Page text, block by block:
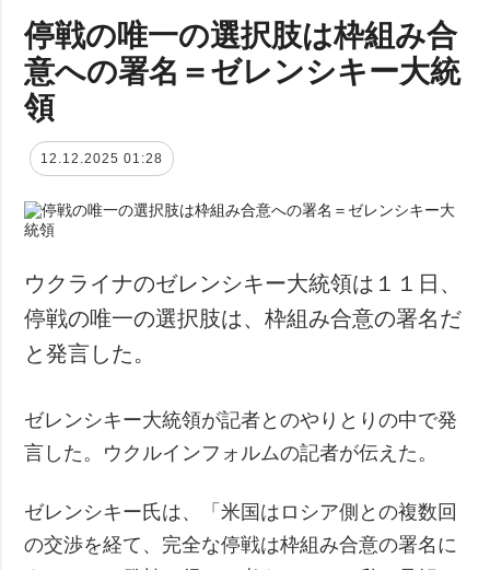
停戦の唯一の選択肢は枠組み合
意への署名＝ゼレンシキー大統
領
12.12.2025 01:28
ウクライナのゼレンシキー大統領は１１日、
停戦の唯一の選択肢は、枠組み合意の署名だ
と発言した。
ゼレンシキー大統領が記者とのやりとりの中で発
言した。ウクルインフォルムの記者が伝えた。
ゼレンシキー氏は、「米国はロシア側との複数回
の交渉を経て、完全な停戦は枠組み合意の署名に